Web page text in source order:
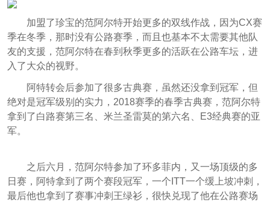
加盟了珍宝的范阿尔特开始更多的双线作战，因为CX赛
季在冬季，那时没有公路赛季，而且也基本不太需要其他队
友的支援，范阿尔特在春到秋季更多的活跃在公路车坛，进
入了大众的视野。
阿特转会后参加了很多古典赛，虽然还没拿到冠军，但
绝对是冠军级别的实力，2018赛季的春季古典赛，范阿尔特
拿到了白路赛第三名、米兰圣雷莫的第六名、E3经典赛的亚
军。
之后六月，范阿尔特参加了环多菲内，又一场顶级的多
日赛，阿特拿到了两个赛段冠军，一个ITT一个缓上坡冲刺，
最后他也拿到了赛事冲刺王绿衫，很快兑现了他在公路赛场